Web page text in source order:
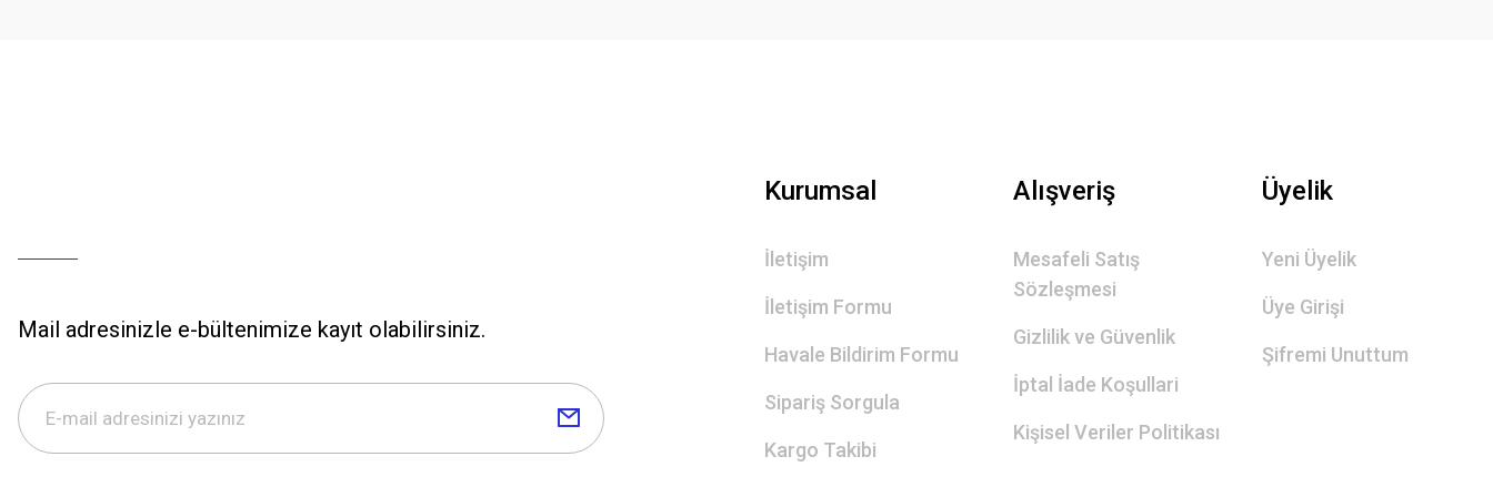
Mail adresinizle e-bültenimize kayıt olabilirsiniz.
Kurumsal
İletişim
İletişim Formu
Havale Bildirim Formu
Sipariş Sorgula
Kargo Takibi
Alışveriş
Mesafeli Satış
Sözleşmesi
Gizlilik ve Güvenlik
İptal İade Koşullari
Kişisel Veriler Politikası
Üyelik
Yeni Üyelik
Üye Girişi
Şifremi Unuttum